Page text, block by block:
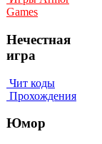
Games
Нечестная
игра
Чит коды
Прохождения
Юмор